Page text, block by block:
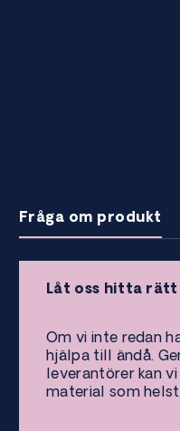
Fråga om produkt
Låt oss hitta
Om vi inte redan
hjälpa till ändå.
leverantörer kan
material som